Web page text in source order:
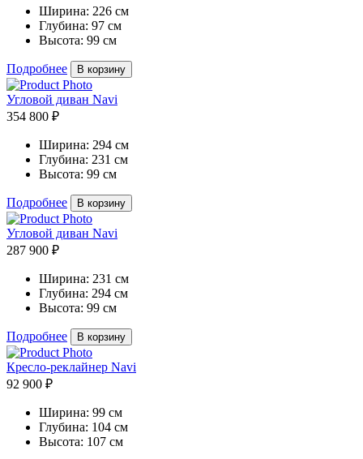
Ширина: 226 см
Глубина: 97 см
Высота: 99 см
Подробнее В корзину
Угловой диван Navi
354 800 ₽
Ширина: 294 см
Глубина: 231 см
Высота: 99 см
Подробнее В корзину
Угловой диван Navi
287 900 ₽
Ширина: 231 см
Глубина: 294 см
Высота: 99 см
Подробнее В корзину
Кресло-реклайнер Navi
92 900 ₽
Ширина: 99 см
Глубина: 104 см
Высота: 107 см